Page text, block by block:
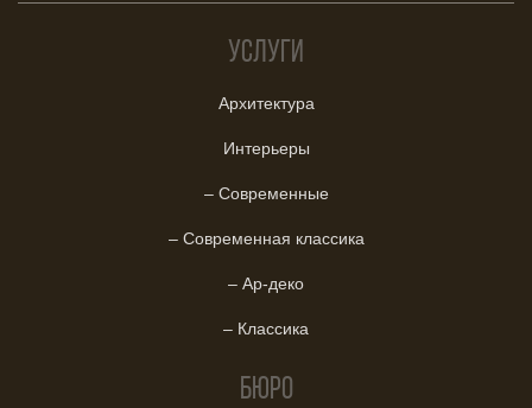
Услуги
Архитектура
Интерьеры
– Современные
– Современная классика
– Ар-деко
– Классика
Бюро